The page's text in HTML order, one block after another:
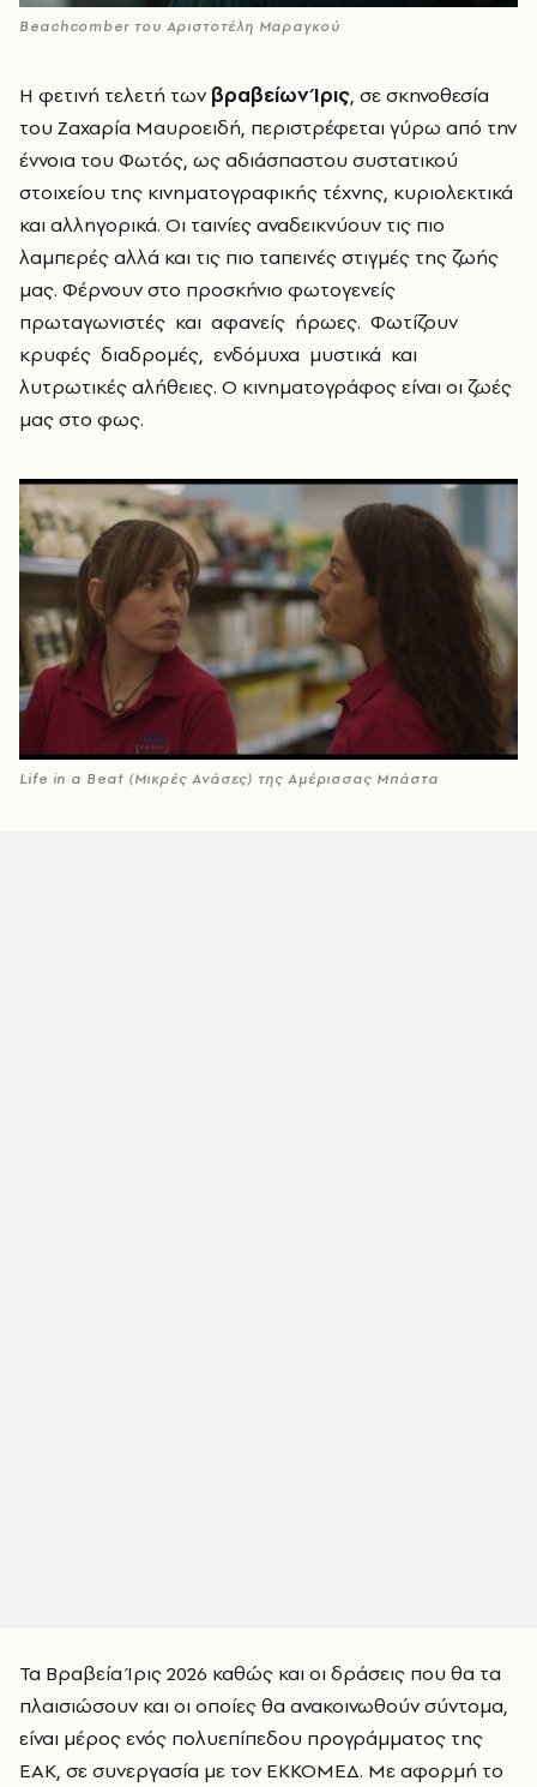
Beachcomber του Αριστοτέλη Μαραγκού
Η φετινή τελετή των βραβείων Ίρις, σε σκηνοθεσία
του Ζαχαρία Μαυροειδή, περιστρέφεται γύρω από την
έννοια του Φωτός, ως αδιάσπαστου συστατικού
στοιχείου της κινηματογραφικής τέχνης, κυριολεκτικά
και αλληγορικά. Οι ταινίες αναδεικνύουν τις πιο
λαμπερές αλλά και τις πιο ταπεινές στιγμές της ζωής
μας. Φέρνουν στο προσκήνιο φωτογενείς
πρωταγωνιστές και αφανείς ήρωες. Φωτίζουν
κρυφές διαδρομές, ενδόμυχα μυστικά και
λυτρωτικές αλήθειες. Ο κινηματογράφος είναι οι ζωές
μας στο φως.
Life in a Beat (Μικρές Ανάσες) της Αμέρισσας Μπάστα
Τα Βραβεία Ίρις 2026 καθώς και οι δράσεις που θα τα
πλαισιώσουν και οι οποίες θα ανακοινωθούν σύντομα,
είναι μέρος ενός πολυεπίπεδου προγράμματος της
ΕΑΚ, σε συνεργασία με τον ΕΚΚΟΜΕΔ. Με αφορμή το